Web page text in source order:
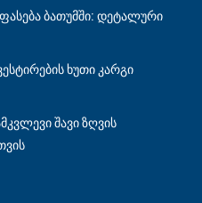
ბათუმში: დეტალური
ხუთი კარგი
შავი ზღვის